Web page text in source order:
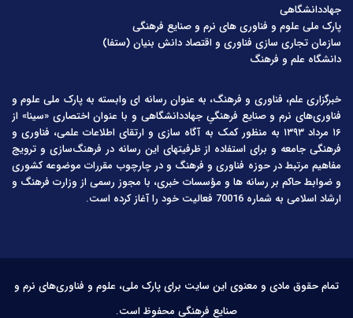
جهاددانشگاهی
پارک ملی علوم و فناوری های نرم و صنایع فرهنگی
سازمان تجاری سازی فناوری و اقتصاد دانش بنیان (ستفا)
دانشگاه علم و فرهنگ
خبرگزاری علم، فناوری و فرهنگ، به عنوان رسانه ای وابسته به پارک ملی علوم و
فناوری‌های نرم و صنایع فرهنگیِ جهاددانشگاهی و با عنوان اختصاری «سینا» از
۱۶ مرداد ۱۳۹۳ به منظور کمک به آگاه سازی و ارتقای اطلاعات علمی، فناوری و
فرهنگی جامعه و برای استفاده از ظرفیتهای این رسانه در فرهنگ‌سازی و ترویج
مفاهیم مرتبط در حوزه فناوری و فرهنگ و در چارچوب مقررات موضوعه کشوری
و ضوابط حاکم بر رسانه ها و مؤسسات خبری، با مجوز رسمی از وزارت فرهنگ و
ارشاد اسلامی به شماره 70016 فعالیت خود را آغاز کرده است.
تمام حقوق مادی و معنوی این سایت برای پارک ملی، علوم و فناوری‌های نرم و
صنایع فرهنگی محفوظ است.